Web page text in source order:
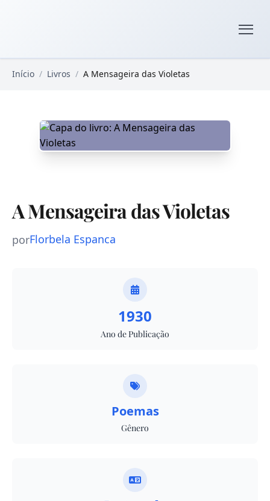
Início / Livros / A Mensageira das Violetas
A Mensageira das Violetas
porFlorbela Espanca
1930
Ano de Publicação
Poemas
Gênero